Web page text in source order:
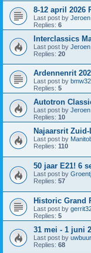
8-12 april 2026
Last post by Jeroen
Replies: 6
Interclassics
Last post by Jeroen
Replies: 20
Ardennenrit
Last post by
Replies: 5
Autotron
Last post by Jeroen
Replies: 10
Najaarsrit
Last post by
Replies: 110
50 jaar E21! 6
Last post by
Replies: 57
Historic Grand
Last post by
Replies: 5
31 mei - 1 juni
Last post by
Replies: 68